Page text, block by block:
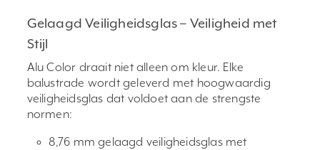
Gelaagd Veiligheidsglas – Veiligheid met
Stijl
Alu Color draait niet alleen om kleur. Elke
balustrade wordt geleverd met hoogwaardig
veiligheidsglas dat voldoet aan de strengste
normen:
8,76 mm gelaagd veiligheidsglas met